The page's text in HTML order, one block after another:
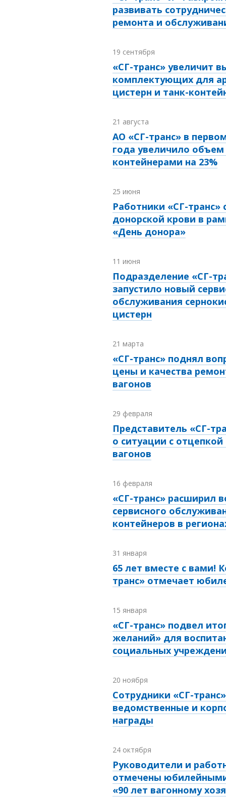
развивать
ремонта и
19 сентября
«СГ-транс» увеличит
комплектующих для
цистерн и танк-
21 августа
АО «СГ-транс» в
года увеличило объем
контейнерами на 23%
25 июня
Работники «СГ-транс»
донорской крови в
«День донора»
11 июня
Подразделение «СГ-
запустило новый
обслуживания
цистерн
21 марта
«СГ-транс» поднял
цены и качества
вагонов
29 февраля
Представитель «СГ-
о ситуации с отцепкой
вагонов
16 февраля
«СГ-транс» расширил
сервисного
контейнеров в
31 января
65 лет вместе с вами!
транс» отмечает
15 января
«СГ-транс» подвел
желаний» для
социальных
20 ноября
Сотрудники «СГ-
ведомственные и
награды
24 октября
Руководители и
отмечены
«90 лет вагонному